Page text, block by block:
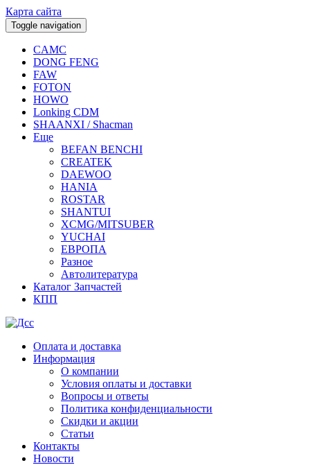
Карта сайта
Toggle navigation
CAMC
DONG FENG
FAW
FOTON
HOWO
Lonking CDM
SHAANXI / Shacman
Еще
BEFAN BENCHI
CREATEK
DAEWOO
HANIA
ROSTAR
SHANTUI
XCMG/MITSUBER
YUCHAI
ЕВРОПА
Разное
Aвтолитература
Каталог Запчастей
КПП
Оплата и доставка
Информация
О компании
Условия оплаты и доставки
Вопросы и ответы
Политика конфиденциальности
Скидки и акции
Статьи
Контакты
Новости